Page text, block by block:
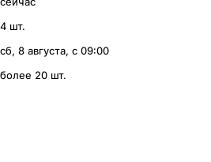
4 шт.
сб, 8 августа, с 09:00
более 20 шт.